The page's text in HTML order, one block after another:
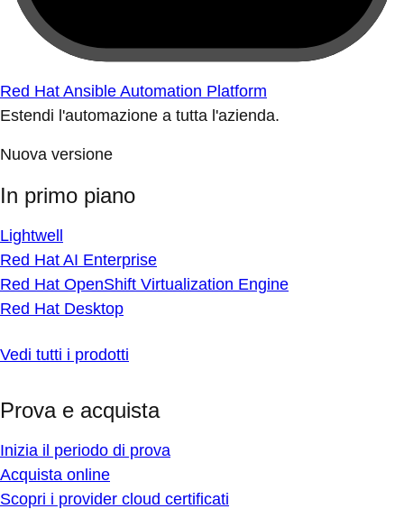
Red Hat Ansible Automation Platform
Estendi l'automazione a tutta l'azienda.
Nuova versione
In primo piano
Lightwell
Red Hat AI Enterprise
Red Hat OpenShift Virtualization Engine
Red Hat Desktop
Vedi tutti i prodotti
Prova e acquista
Inizia il periodo di prova
Acquista online
Scopri i provider cloud certificati